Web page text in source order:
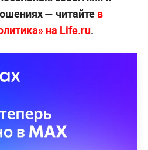
— читайте в
на Life.ru.